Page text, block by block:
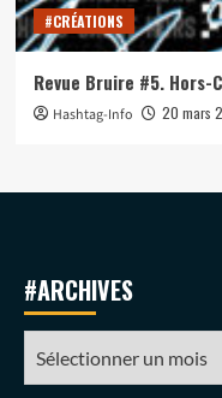
#CRÉATIONS
Revue Bruire #5. Hors-
Hashtag-Info 20 mars
#ARCHIVES